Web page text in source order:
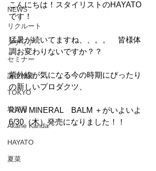
NEWS
リクルート
メディア
セミナー
誕生物語
TOKYO
堤好司
Akane Kanda
HAYATO
夏菜
こんにちは！スタイリストのHAYATO
です！
猛暑が続いてますね、、。。　皆様体
調お変わりないですか？？
紫外線が気になる今の時期にぴったり
の新しいプロダクツ、
RAW MINERAL　BALM ＋がいよいよ
6/30（木）発売になりました！！